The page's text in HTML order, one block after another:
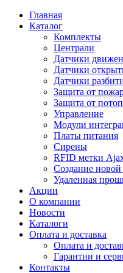
Главная
Каталог
Комплекты
Централи
Датчики
Датчики
Датчики
Защита от
Защита от
Управление
Модули
Платы питания
Сирены
RFID метки
Создание новой
Удаленная
Акции
О компании
Новости
Каталоги
Оплата и доставка
Оплата и
Гарантии и
Контакты